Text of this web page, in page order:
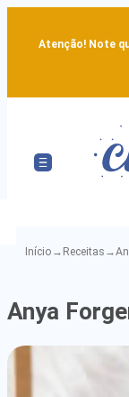
Atenção! Note
Início → Receitas →
Anya